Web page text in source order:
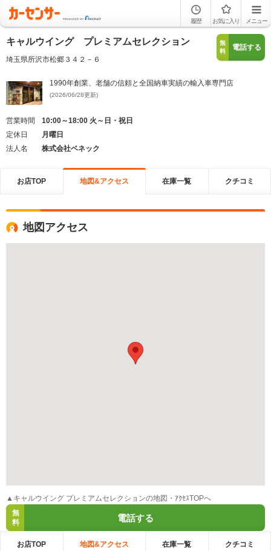
履歴 お気に入り メニュー
キャルウイング プレミアムセレクション
埼玉県所沢市松郷３４２－６
無
料
電話する
1990年創業、老舗の信頼と全国納車実績の輸入車専門店
(2026/06/28更新)
営業時間
10:00～18:00 火～日・祝日
定休日
月曜日
法人名
株式会社ベネック
お店TOP 地図&アクセス 在庫一覧 クチコミ
地図アクセス
▲キャルウイング プレミアムセレクションの地図・ｱｸｾｽTOPへ
無
料
電話する
お店TOP 地図&アクセス 在庫一覧 クチコミ